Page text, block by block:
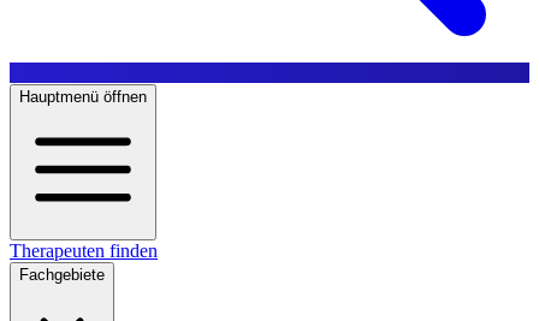
Hauptmenü öffnen
Therapeuten finden
Fachgebiete